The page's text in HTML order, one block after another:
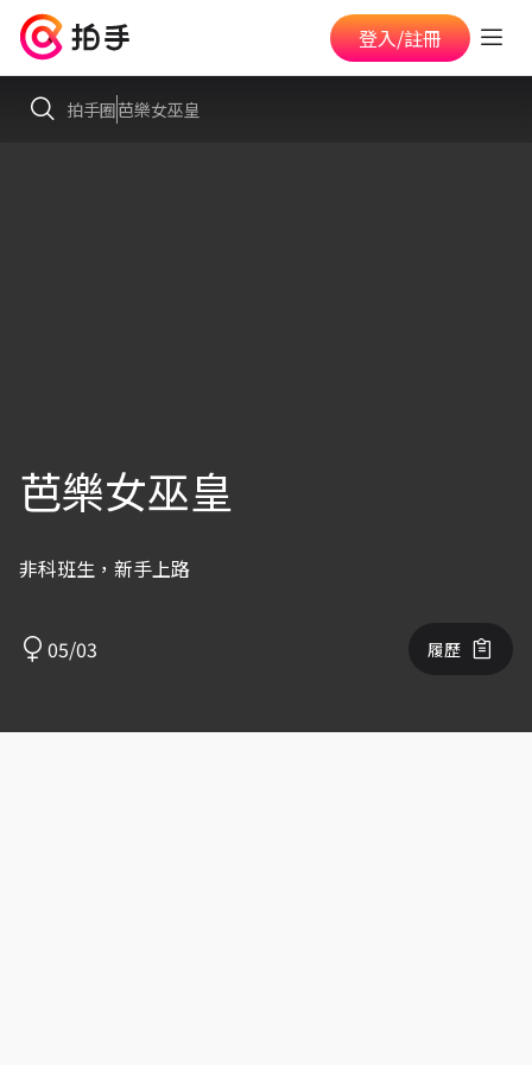
登入/註冊
拍手圈芭樂女巫皇
芭樂女巫皇
非科班生，新手上路
05/03 履歷